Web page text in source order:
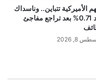
الأميركية تتباين.. وناسداك
يصعد 0.71% بعد تراجع مفاجئ
8, 2026